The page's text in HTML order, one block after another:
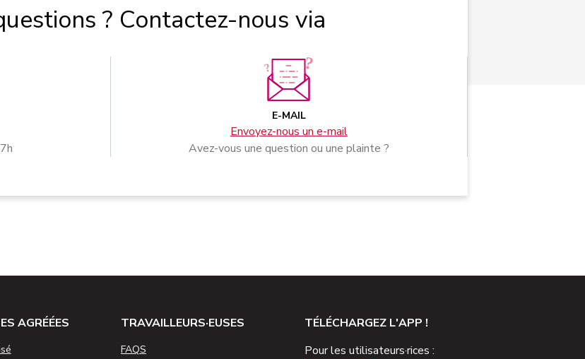
? Contactez-nous via
E-MAIL
Envoyez-nous un e-mail
Avez-vous une question ou une plainte ?
AGRÉÉES TRAVAILLEURS·EUSES
FAQS
TÉLÉCHARGEZ L'APP !
Pour les utilisateurs·rices :